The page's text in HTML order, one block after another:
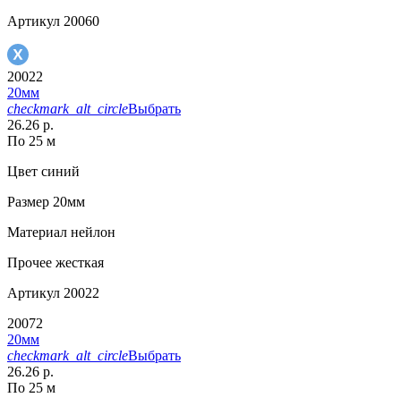
Артикул 20060
20022
20мм
checkmark_alt_circleВыбрать
26.26 р.
По 25 м
Цвет синий
Размер 20мм
Материал нейлон
Прочее жесткая
Артикул 20022
20072
20мм
checkmark_alt_circleВыбрать
26.26 р.
По 25 м